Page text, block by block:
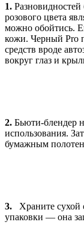
1.
розового цвета
можно обойтись.
кожи. Черный Pro
средств вроде
вокруг глаз и
2. Бьюти-блендер
использования.
бумажным
3. Храните сухой
упаковки — она